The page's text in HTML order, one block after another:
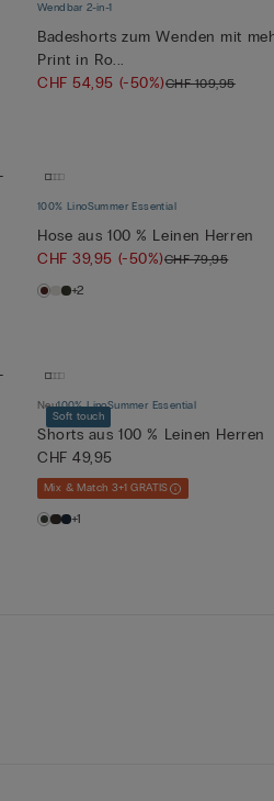
Wendbar 2-in-1
Badeshorts zum Wenden mit
Print in Ro...
CHF 54,95 (-50%)CHF 109,95
100% LinoSummer Essential
Hose aus 100 % Leinen Herren
CHF 39,95 (-50%)CHF 79,95
+2
Soft touch
Neu100% LinoSummer Essential
Shorts aus 100 % Leinen Herren
CHF 49,95
Mix & Match 3+1 GRATIS
+1